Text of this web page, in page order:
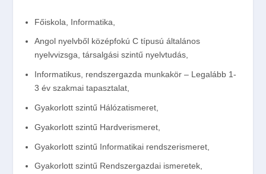
Főiskola, Informatika,
Angol nyelvből középfokú C típusú általános
nyelvvizsga, társalgási szintű nyelvtudás,
Informatikus, rendszergazda munkakör – Legalább 1-
3 év szakmai tapasztalat,
Gyakorlott szintű Hálózatismeret,
Gyakorlott szintű Hardverismeret,
Gyakorlott szintű Informatikai rendszerismeret,
Gyakorlott szintű Rendszergazdai ismeretek,